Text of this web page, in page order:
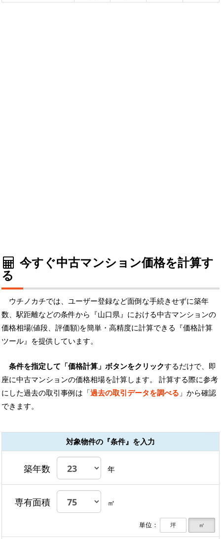
今すぐ中古マンション価格を計算す
る
ウチノカチでは、ユーザー登録など面倒な手続きせずに築年
数、駅距離などの条件から『山口県』における中古マンションの
価格相場(値段、評価額)を簡単・高精度に計算できる『価格計算
ツール』を提供しています。
条件を指定して「価格計算」ボタンをクリックするだけで、即
座に中古マンションの価格相場を計算します。 計算する際に参考
にした過去の取引事例は「過去の取引データを調べる 」から確認
できます。
対象物件の『条件』を入力
築年数 年
専有面積 ㎡
単位： 坪 ㎡